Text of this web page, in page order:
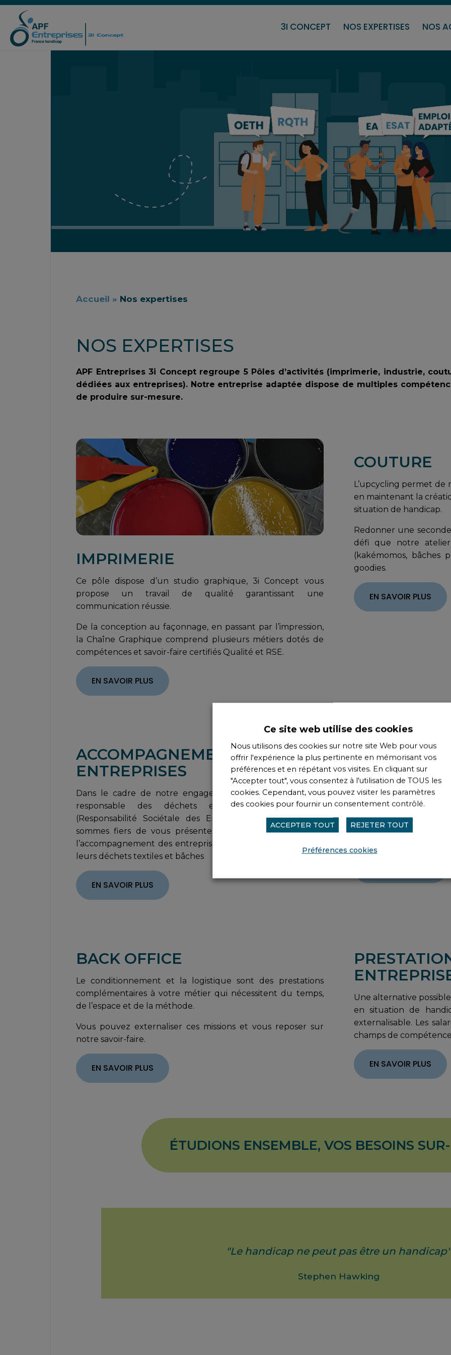
3I CONCEPT NOS EXPERTISES NOS
Accueil » Nos expertises
NOS EXPERTISES
APF Entreprises 3i Concept regroupe 5 Pôles d’activités (imprimerie, industrie,
dédiées aux entreprises). Notre entreprise adaptée dispose de multiples
de produire sur-mesure.
IMPRIMERIE
Ce pôle dispose d’un studio graphique, 3i Concept vous
propose un travail de qualité garantissant une
communication réussie.
De la conception au façonnage, en passant par l’impression,
la Chaîne Graphique comprend plusieurs métiers dotés de
compétences et savoir-faire certifiés Qualité et RSE.
EN SAVOIR PLUS
COUTURE
L’upcycling permet
en maintenant la
situation de handicap.
Redonner une
défi que notre
(kakémomos, bâches
goodies.
EN SAVOIR PLUS
ACCOMPAGNEMENT DES
ENTREPRISES
Dans le cadre de notre engagement envers une gestion
responsable des déchets et une politique RSE
(Responsabilité Sociétale des Entreprises) inclusive, nous
sommes fiers de vous présenter notre nouvelle activité :
l’accompagnement des entreprises dans la revalorisation de
leurs déchets textiles et bâches
EN SAVOIR PLUS
INDUSTRIE
Notre mission est
productions les plus
nous sommes en
productions les plus
équipe pour
BACK OFFICE
Le conditionnement et la logistique sont des prestations
complémentaires à votre métier qui nécessitent du temps,
de l’espace et de la méthode.
Vous pouvez externaliser ces missions et vous reposer sur
notre savoir-faire.
EN SAVOIR PLUS
Une alternative
en situation de
externalisable. Les
champs de
EN SAVOIR PLUS
ÉTUDIONS ENSEMBLE, VOS BESOINS
"Le handicap ne peut pas être un handicap"
Stephen Hawking
Ce site web utilise des cookies
Nous utilisons des cookies sur notre site Web pour vous
offrir l'expérience la plus pertinente en mémorisant vos
préférences et en répétant vos visites. En cliquant sur
"Accepter tout", vous consentez à l'utilisation de TOUS les
cookies. Cependant, vous pouvez visiter les paramètres
des cookies pour fournir un consentement contrôlé.
ACCEPTER TOUT REJETER TOUT
Préférences cookies